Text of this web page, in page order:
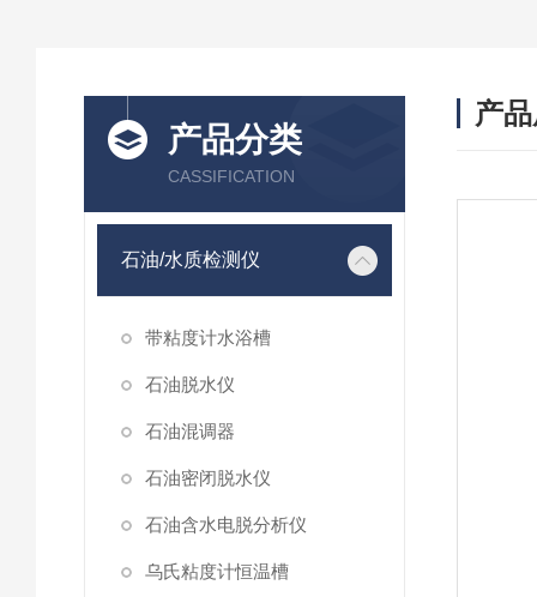
产品分类
CASSIFICATION
石油/水质检测仪
带粘度计水浴槽
石油脱水仪
石油混调器
石油密闭脱水仪
石油含水电脱分析仪
乌氏粘度计恒温槽
产